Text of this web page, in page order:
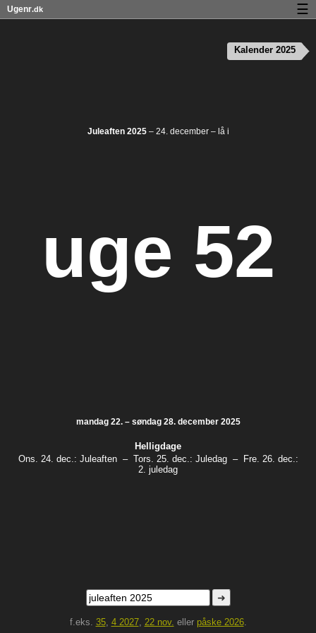
Juleaften 2025– 24. december – lå i
uge 52
mandag 22. – søndag 28. december 2025
Helligdage
Ons. 24. dec.: Juleaften– Tors. 25. dec.: Juledag– Fre. 26. dec.:
2. juledag
➜
f.eks. 35, 4 2027, 22 nov. eller påske 2026.
Kalender 2025
Ugenr.dk
Privatliv og cookies
☰